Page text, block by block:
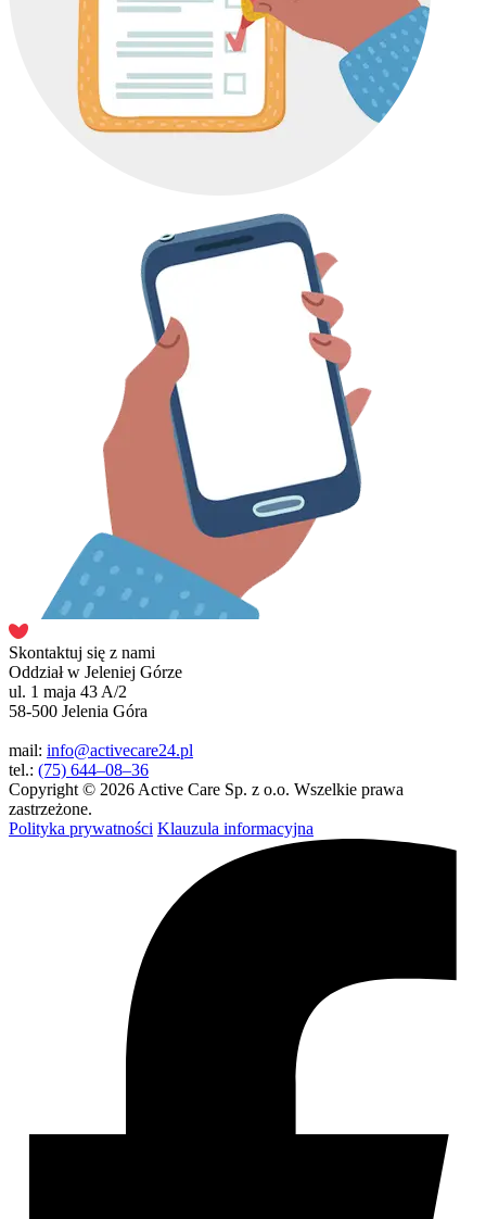
Skontaktuj się z nami
Oddział w Jeleniej Górze
ul. 1 maja 43 A/2
58-500 Jelenia Góra
mail: info@activecare24.pl
tel.: (75) 644–08–36
Copyright © 2026 Active Care Sp. z o.o. Wszelkie prawa
zastrzeżone.
Polityka prywatności Klauzula informacyjna